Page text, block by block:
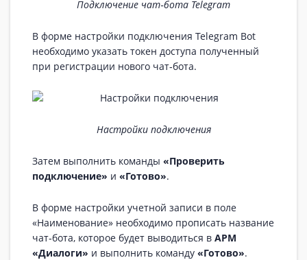
Подключение чат‑бота Telegram
В форме настройки подключения Telegram Bot
необходимо указать токен доступа полученный
при регистрации нового чат‑бота.
Настройки подключения
Затем выполнить команды «Проверить
подключение» и «Готово».
В форме настройки учетной записи в поле
«Наименование» необходимо прописать название
чат‑бота, которое будет выводиться в АРМ
«Диалоги» и выполнить команду «Готово».